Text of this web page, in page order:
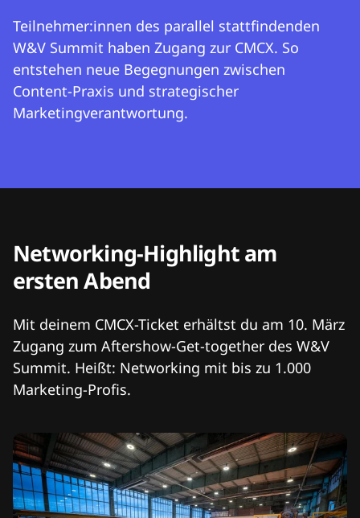
Teilnehmer:innen des parallel stattfindenden
W&V Summit haben Zugang zur CMCX. So
entstehen neue Begegnungen zwischen
Content-Praxis und strategischer
Marketingverantwortung.
Networking-Highlight am
ersten Abend
Mit deinem CMCX-Ticket erhältst du am 10. März
Zugang zum Aftershow-Get-together des W&V
Summit. Heißt: Networking mit bis zu 1.000
Marketing-Profis.